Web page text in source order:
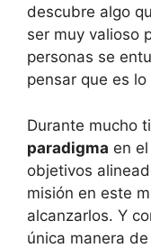
descubre algo
ser muy valioso
personas se
pensar que es
Durante mucho
paradigma en
objetivos
misión en este
alcanzarlos. Y
única manera